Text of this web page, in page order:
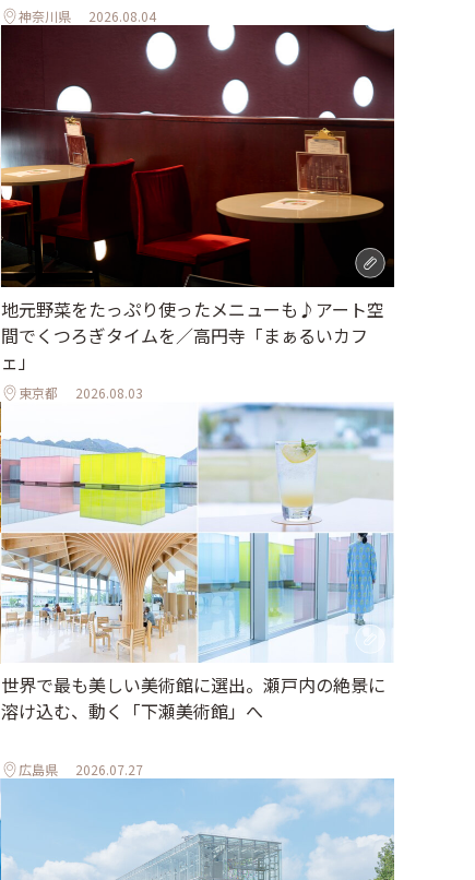
神奈川県 2026.08.04
地元野菜をたっぷり使ったメニューも♪アート空
間でくつろぎタイムを／高円寺「まぁるいカフ
ェ」
東京都 2026.08.03
世界で最も美しい美術館に選出。瀬戸内の絶景に
溶け込む、動く「下瀬美術館」へ
広島県 2026.07.27